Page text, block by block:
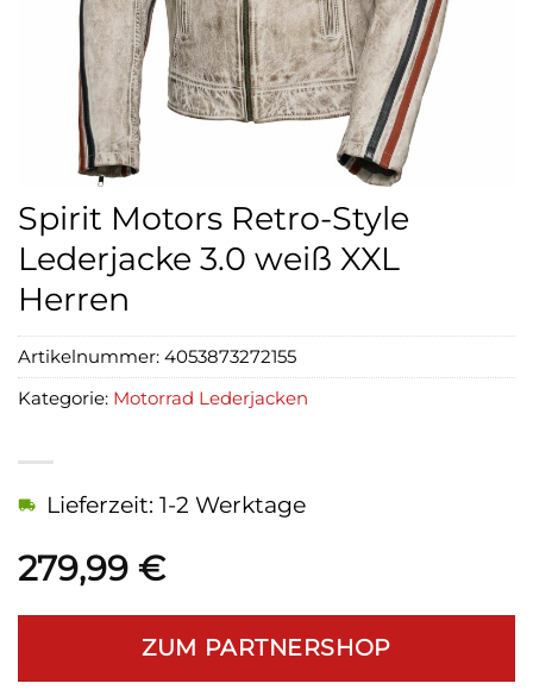
Spirit Motors Retro-Style
Lederjacke 3.0 weiß XXL
Herren
279,99 €
Lieferzeit: 1-2 Werktage
ZUM PARTNERSHOP
Artikelnummer: 4053873272155
Kategorie: Motorrad Lederjacken